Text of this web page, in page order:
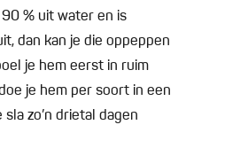
% uit water en is
dan kan je die oppeppen
je hem eerst in ruim
je hem per soort in een
zo’n drietal dagen